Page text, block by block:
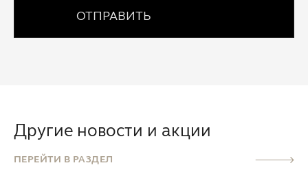
ОТПРАВИТЬ
Другие новости и акции
ПЕРЕЙТИ В РАЗДЕЛ